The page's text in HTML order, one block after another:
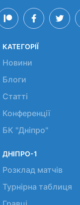
КАТЕГОРІЇ
Новини
Блоги
Статті
Конференції
БК "Дніпро"
ДНІПРО-1
Розклад матчів
Турнірна таблиця